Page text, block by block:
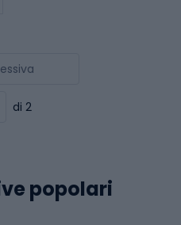
di 2
popolari